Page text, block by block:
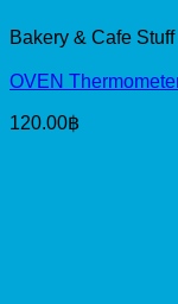
Bakery & Cafe
OVEN
120.00฿